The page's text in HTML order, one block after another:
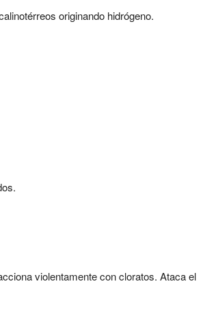
originando hidrógeno.
violentamente con cloratos. Ataca el